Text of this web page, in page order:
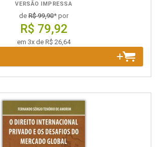
VERSÃO IMPRESSA
de R$ 99,90* por
R$ 79,92
em 3x de R$ 26,64